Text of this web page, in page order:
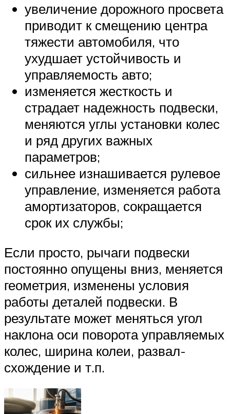
увеличение дорожного просвета
приводит к смещению центра
тяжести автомобиля, что
ухудшает устойчивость и
управляемость авто;
изменяется жесткость и
страдает надежность подвески,
меняются углы установки колес
и ряд других важных
параметров;
сильнее изнашивается рулевое
управление, изменяется работа
амортизаторов, сокращается
срок их службы;
Если просто, рычаги подвески
постоянно опущены вниз, меняется
геометрия, изменены условия
работы деталей подвески. В
результате может меняться угол
наклона оси поворота управляемых
колес, ширина колеи, развал-
схождение и т.п.